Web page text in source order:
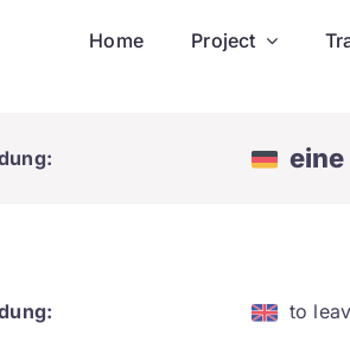
Home Project
to